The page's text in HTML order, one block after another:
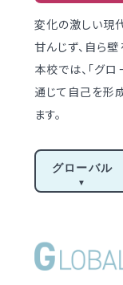
中高一貫グ
明訓の学び
入試情報
諸経費
明訓につい
学校案内
（デジタル
入学案内
募集要項
変化の激しい現
甘んじず、自ら壁
本校では、「グロ
通じて自己を形
ます。
グローバル